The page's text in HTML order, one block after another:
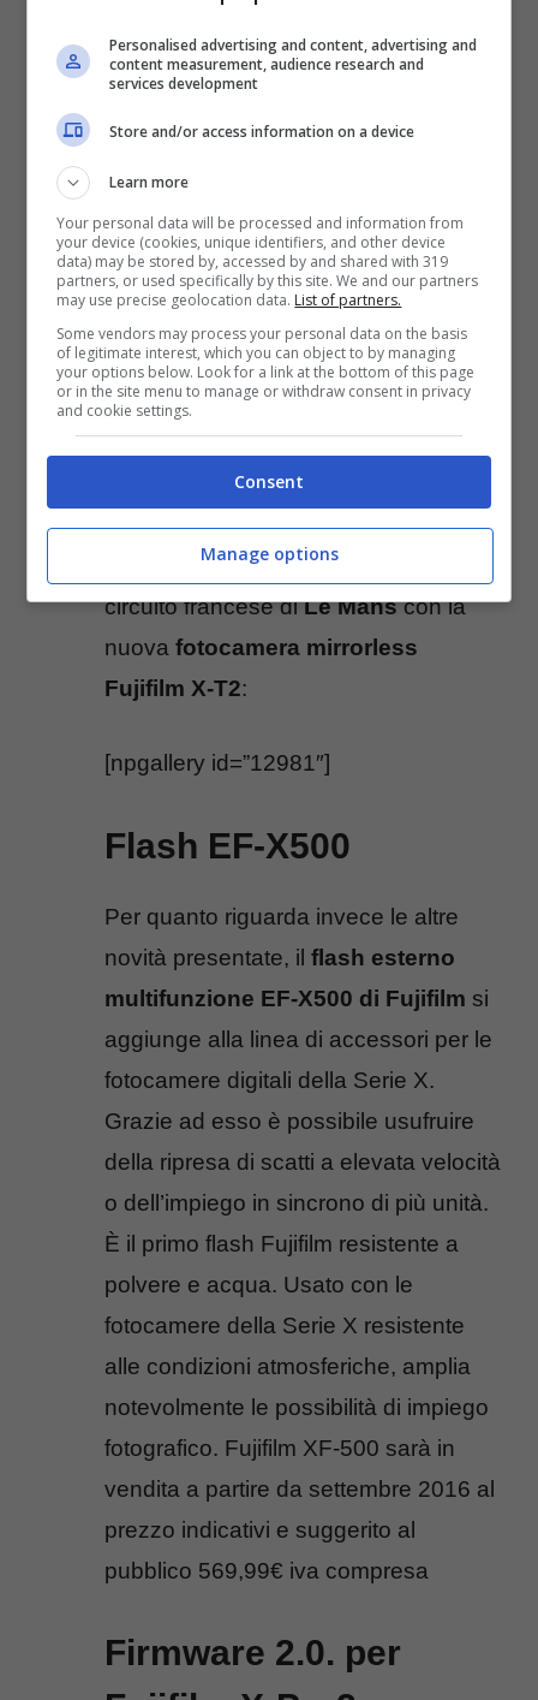
joystick
selezionare il punto di messa a fuoco
(posizionato accanto al display), la
Fujifilm X-T2 difetta forse soltanto di
un display privo del touch screen.
Nella gallery le foto scattate da noi sul
circuito francese diLe Manscon la
nuova fotocamera mirrorless
Fujifilm X-T2:
[npgallery id=”12981″]
Flash EF-X500
Per quanto riguarda invece le altre
novità presentate, il flash esterno
multifunzione EF-X500 di Fujifilm si
aggiunge alla linea di accessori per le
fotocamere digitali della Serie X.
Grazie ad esso è possibile usufruire
della ripresa di scatti a elevata velocità
o dell’impiego in sincrono di più unità.
È il primo flash Fujifilm resistente a
polvere e acqua. Usato con le
fotocamere della Serie X resistente
alle condizioni atmosferiche, amplia
notevolmente le possibilità di impiego
fotografico. Fujifilm XF-500 sarà in
vendita a partire da settembre 2016 al
prezzo indicativi e suggerito al
pubblico 569,99€ iva compresa
Firmware 2.0. per
Personalised advertising and content, advertising and
content measurement, audience research and
services development
Store and/or access information on a device
Learn more
Your personal data will be processed and information from
your device (cookies, unique identifiers, and other device
data) may be stored by, accessed by and shared with 319
partners, or used specifically by this site. We and our partners
may use precise geolocation data. List of partners.
Some vendors may process your personal data on the basis
of legitimate interest, which you can object to by managing
your options below. Look for a link at the bottom of this page
or in the site menu to manage or withdraw consent in privacy
and cookie settings.
Consent
Manage options